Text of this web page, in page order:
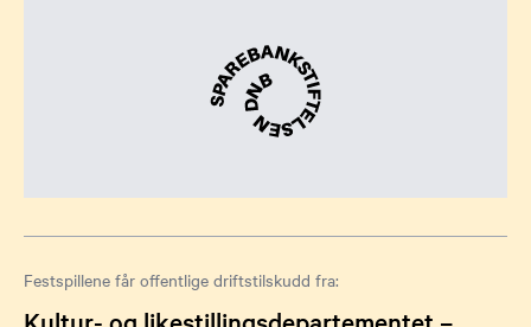
Festspillene får offentlige driftstilskudd fra: